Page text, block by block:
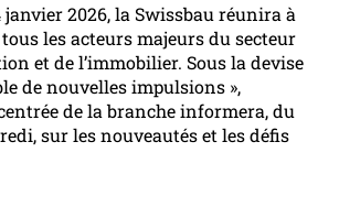
janvier 2026, la Swissbau réunira à
les acteurs majeurs du secteur
et de l’immobilier. Sous la devise
de nouvelles impulsions »,
de la branche informera, du
sur les nouveautés et les défis